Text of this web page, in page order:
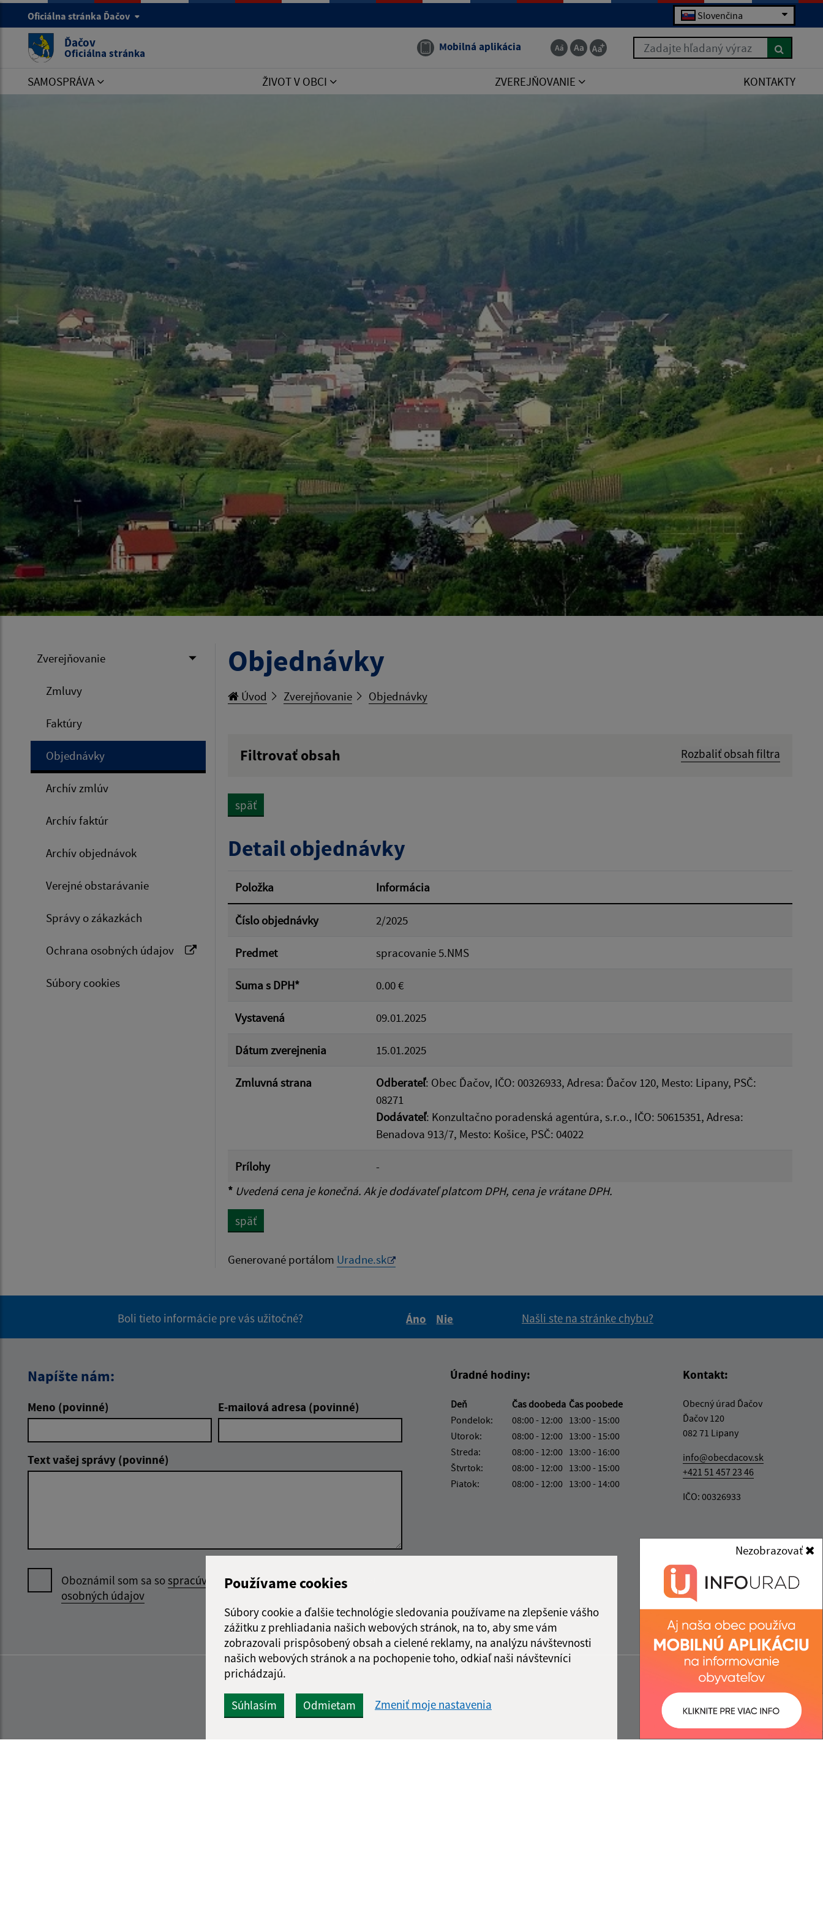
Používame cookies
Súbory cookie a ďalšie technológie sledovania používame na zlepšenie vášho
zážitku z prehliadania našich webových stránok, na to, aby sme vám
zobrazovali prispôsobený obsah a cielené reklamy, na analýzu návštevnosti
našich webových stránok a na pochopenie toho, odkiaľ naši návštevníci
prichádzajú.
Súhlasím Odmietam Zmeniť moje nastavenia
Nezobrazovať
Oficiálna stránka Ďačov Slovenčina
Ďačov
Oficiálna stránka Mobilná aplikácia Zadajte hľadaný výraz
SAMOSPRÁVA ŽIVOT V OBCI ZVEREJŇOVANIE KONTAKTY
Zverejňovanie
Zmluvy
Faktúry
Objednávky
Archív zmlúv
Archív faktúr
Archív objednávok
Verejné obstarávanie
Správy o zákazkách
Ochrana osobných údajov
Súbory cookies
Objednávky
Úvod Zverejňovanie Objednávky
Filtrovať obsah
Rozbaliť obsah filtra
Suma od:
Filtrovať
späť
Detail objednávky
Položka Informácia
Číslo objednávky 2/2025
Predmet spracovanie 5.NMS
Suma s DPH* 0.00 €
Vystavená 09.01.2025
Dátum zverejnenia 15.01.2025
Zmluvná strana Odberateľ: Obec Ďačov, IČO: 00326933, Adresa: Ďačov 120, Mesto: Lipany, PSČ:
08271
Dodávateľ: Konzultačno poradenská agentúra, s.r.o., IČO: 50615351, Adresa:
Benadova 913/7, Mesto: Košice, PSČ: 04022
Prílohy
-
* Uvedená cena je konečná. Ak je dodávateľ platcom DPH, cena je vrátane DPH.
späť
Generované portálom Uradne.sk
Boli tieto informácie pre vás užitočné?
Áno
Nie
Našli ste na stránke chybu?
Napíšte nám:
Meno (povinné) E-mailová adresa (povinné)
Text vašej správy (povinné)
Oboznámil som sa sospracúvaním
osobných údajov
Google reCaptcha Response
Odoslať správu
Úradné hodiny:
Deň Čas doobeda Čas poobede
Pondelok:
08:00 - 12:00 13:00 - 15:00
Utorok:
08:00 - 12:00 13:00 - 15:00
Streda:
08:00 - 12:00 13:00 - 16:00
Štvrtok:
08:00 - 12:00 13:00 - 15:00
Piatok:
08:00 - 12:00 13:00 - 14:00
Kontakt:
Obecný úrad Ďačov
Ďačov 120
082 71 Lipany
info@obecdacov.sk
+421 51 457 23 46
IČO: 00326933